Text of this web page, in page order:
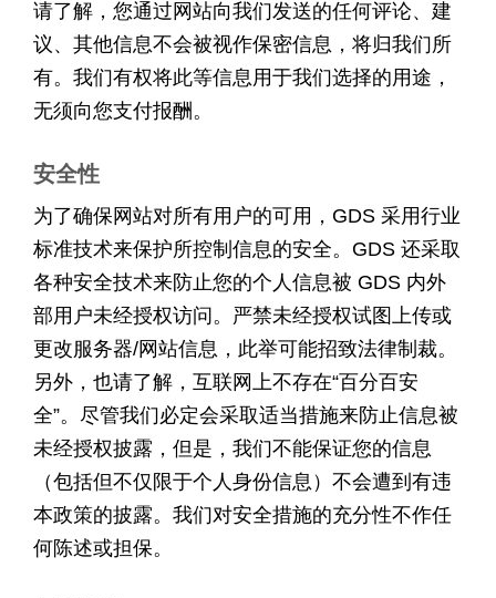
请了解，您通过网站向我们发送的任何评论、建
议、其他信息不会被视作保密信息，将归我们所
有。我们有权将此等信息用于我们选择的用途，
无须向您支付报酬。
安全性
为了确保网站对所有用户的可用，GDS 采用行业
标准技术来保护所控制信息的安全。GDS 还采取
各种安全技术来防止您的个人信息被 GDS 内外
部用户未经授权访问。严禁未经授权试图上传或
更改服务器/网站信息，此举可能招致法律制裁。
另外，也请了解，互联网上不存在“百分百安
全”。尽管我们必定会采取适当措施来防止信息被
未经授权披露，但是，我们不能保证您的信息
（包括但不仅限于个人身份信息）不会遭到有违
本政策的披露。我们对安全措施的充分性不作任
何陈述或担保。